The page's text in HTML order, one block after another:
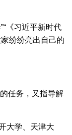
《习近平新时代
纷纷亮出自己的
任务，又指导解
大学、天津大